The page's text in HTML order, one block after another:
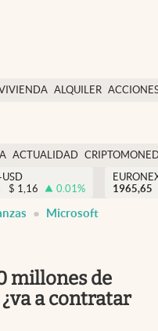
ALQUILER
USA
Colombia
ACTUALIDAD
USD
$ 1,16 0.01%
1965,65
Microsoft
millones de
a contratar